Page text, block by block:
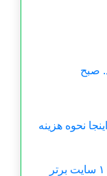
صبح
نحوه هزینه
خرید فیلم حرارتی گرمایش از کف | ۱۰ سایت برتر